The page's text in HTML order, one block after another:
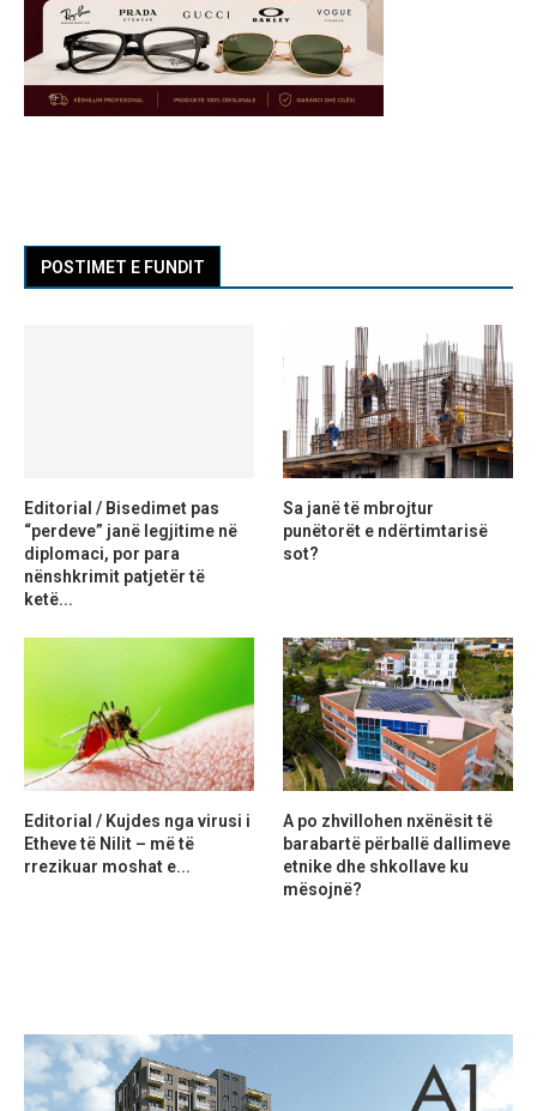
POSTIMET E FUNDIT
Editorial / Bisedimet pas
“perdeve” janë legjitime në
diplomaci, por para
nënshkrimit patjetër të
ketë...
Sa janë të mbrojtur
punëtorët e ndërtimtarisë
sot?
Editorial / Kujdes nga virusi i
Etheve të Nilit – më të
rrezikuar moshat e...
A po zhvillohen nxënësit të
barabartë përballë dallimeve
etnike dhe shkollave ku
mësojnë?